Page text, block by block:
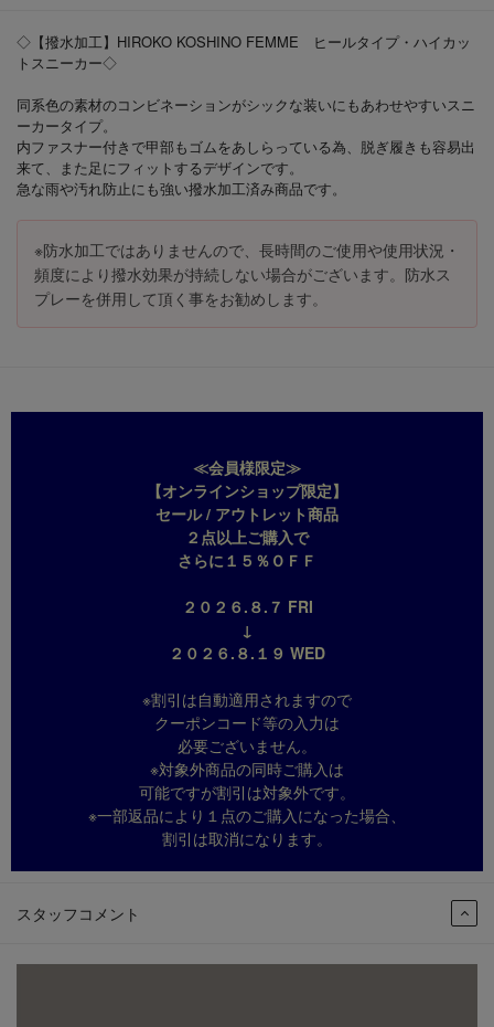
◇【撥水加工】HIROKO KOSHINO FEMME ヒールタイプ・ハイカッ
トスニーカー◇
同系色の素材のコンビネーションがシックな装いにもあわせやすいスニ
ーカータイプ。
内ファスナー付きで甲部もゴムをあしらっている為、脱ぎ履きも容易出
来て、また足にフィットするデザインです。
急な雨や汚れ防止にも強い撥水加工済み商品です。
※防水加工ではありませんので、長時間のご使用や使用状況・
頻度により撥水効果が持続しない場合がございます。防水ス
プレーを併用して頂く事をお勧めします。
スタッフコメント
≪会員様限定≫
【オンラインショップ限定】
セール / アウトレット商品
２点以上ご購入で
さらに１５％ＯＦＦ
２０２６.８.７ FRI
↓
２０２６.８.１９ WED
※割引は自動適用されますので
クーポンコード等の入力は
必要ございません。
※対象外商品の同時ご購入は
可能ですが割引は対象外です。
※一部返品により１点のご購入になった場合、
割引は取消になります。